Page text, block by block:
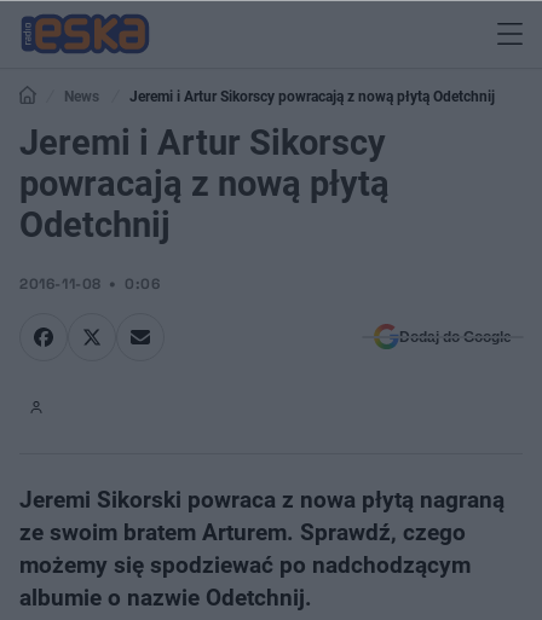
News Jeremi i Artur Sikorscy powracają z nową płytą Odetchnij
Jeremi i Artur Sikorscy
powracają z nową płytą
Odetchnij
2016-11-08 0:06
Dodaj do Google
Jeremi Sikorski powraca z nowa płytą nagraną
ze swoim bratem Arturem. Sprawdź, czego
możemy się spodziewać po nadchodzącym
albumie o nazwie Odetchnij.